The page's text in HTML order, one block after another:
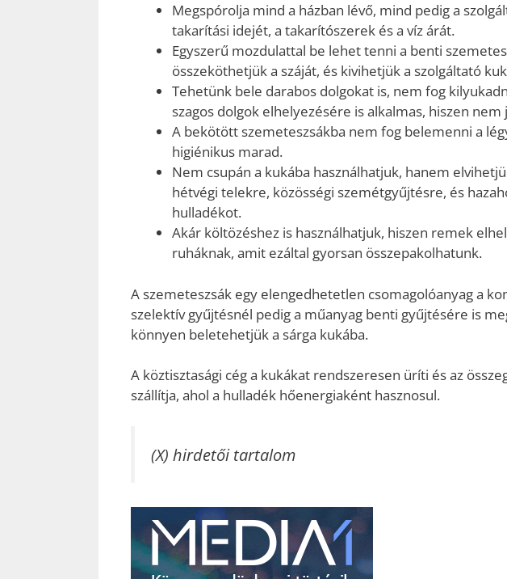
Megspórolja mind a házban lévő, mind pedig a
takarítási idejét, a takarítószerek és a víz árát.
Egyszerű mozdulattal be lehet tenni a benti
összeköthetjük a száját, és kivihetjük a szolgáltató
Tehetünk bele darabos dolgokat is, nem fog
szagos dolgok elhelyezésére is alkalmas, hiszen nem
A bekötött szemeteszsákba nem fog belemenni a
higiénikus marad.
Nem csupán a kukába használhatjuk, hanem
hétvégi telekre, közösségi szemétgyűjtésre, és
hulladékot.
Akár költözéshez is használhatjuk, hiszen remek
ruháknak, amit ezáltal gyorsan összepakolhatunk.
A szemeteszsák egy elengedhetetlen csomagolóanyag a
szelektív gyűjtésnél pedig a műanyag benti gyűjtésére is
könnyen beletehetjük a sárga kukába.
A köztisztasági cég a kukákat rendszeresen üríti és az
szállítja, ahol a hulladék hőenergiaként hasznosul.
(X) hirdetői tartalom